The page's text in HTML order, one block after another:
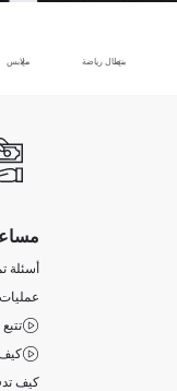
ملابس بنطال رياضة
أسئلة
كيف